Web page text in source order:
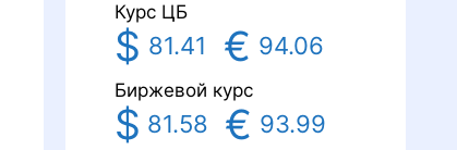
Курс ЦБ
$ 81.41 € 94.06
Биржевой курс
$ 81.58 € 93.99